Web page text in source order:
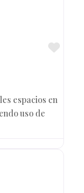
espacios en
uso de